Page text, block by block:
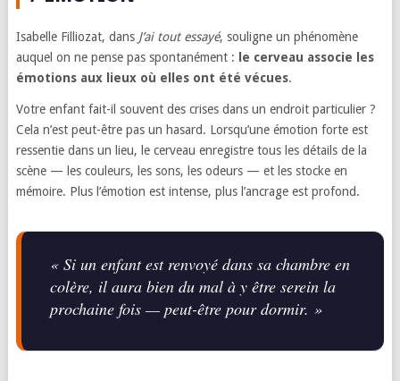
Isabelle Filliozat, dans J’ai tout essayé, souligne un phénomène
auquel on ne pense pas spontanément :
le cerveau associe les
émotions aux lieux où elles ont été vécues.
Votre enfant fait-il souvent des crises dans un endroit particulier ?
Cela n’est peut-être pas un hasard. Lorsqu’une émotion forte est
ressentie dans un lieu, le cerveau enregistre tous les détails de la
scène — les couleurs, les sons, les odeurs — et les stocke en
mémoire. Plus l’émotion est intense, plus l’ancrage est profond.
« Si un enfant est renvoyé dans sa chambre en
colère, il aura bien du mal à y être serein la
prochaine fois — peut-être pour dormir. »